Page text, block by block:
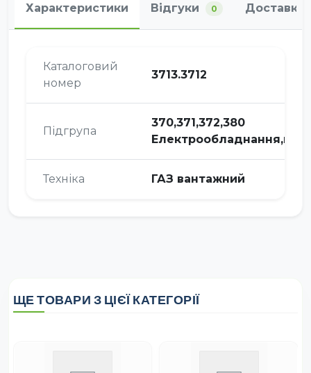
Характеристики Відгуки 0 Доставка
Каталоговий
номер
3713.3712
Підгрупа
370,371,372,380
Техніка ГАЗ вантажний
ЩЕ ТОВАРИ З ЦІЄЇ КАТЕГОРІЇ